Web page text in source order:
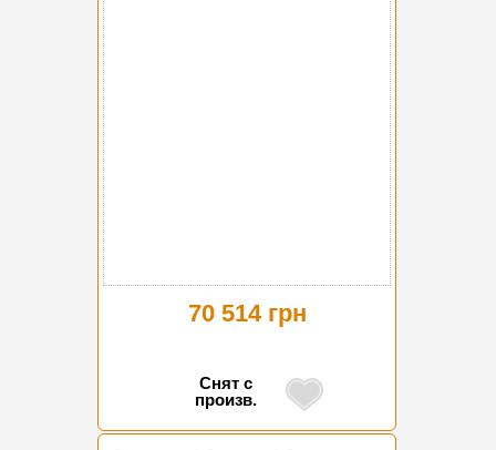
70 514 грн
Снят с
произв.